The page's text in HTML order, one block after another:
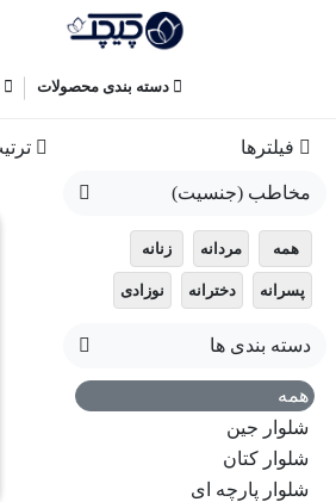
دسته بندی محصولات
فیلترها
مخاطب (جنسیت)
همه مردانه زنانه
پسرانه دخترانه نوزادی
دسته بندی ها
همه
شلوار جین
شلوار کتان
شلوار پارچه ای